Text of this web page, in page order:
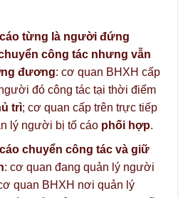
từng là người đứng
công tác nhưng vẫn
đương: cơ quan BHXH cấp
đó công tác tại thời điểm
trì; cơ quan cấp trên trực tiếp
lý người bị tố cáo phối hợp.
chuyển công tác và giữ
: cơ quan đang quản lý người
quan BHXH nơi quản lý